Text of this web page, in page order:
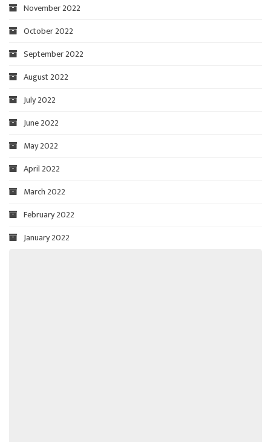
November 2022
October 2022
September 2022
August 2022
July 2022
June 2022
May 2022
April 2022
March 2022
February 2022
January 2022